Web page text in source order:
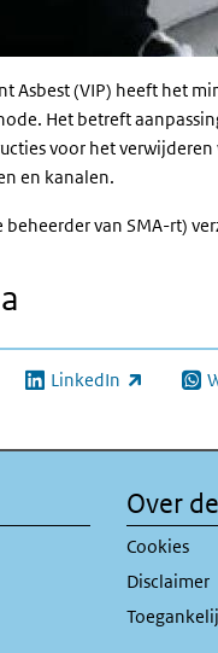
Asbest (VIP) heeft het
Het betreft
voor het
en kanalen.
van SMA-rt)
LinkedIn
(externe link)
Over
Cookies
Disclaimer